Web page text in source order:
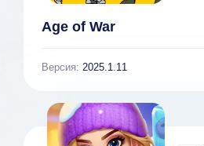
Age of War
Версия: 2025.1.11